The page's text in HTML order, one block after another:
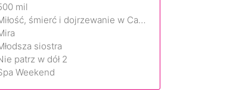
mil
Miłość, śmierć i dojrzewanie w Camp Miasma
siostra
patrz w dół 2
Weekend